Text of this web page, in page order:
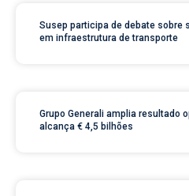
Susep participa de debate sobre
em infraestrutura de transporte
Grupo Generali amplia resultado
alcança € 4,5 bilhões